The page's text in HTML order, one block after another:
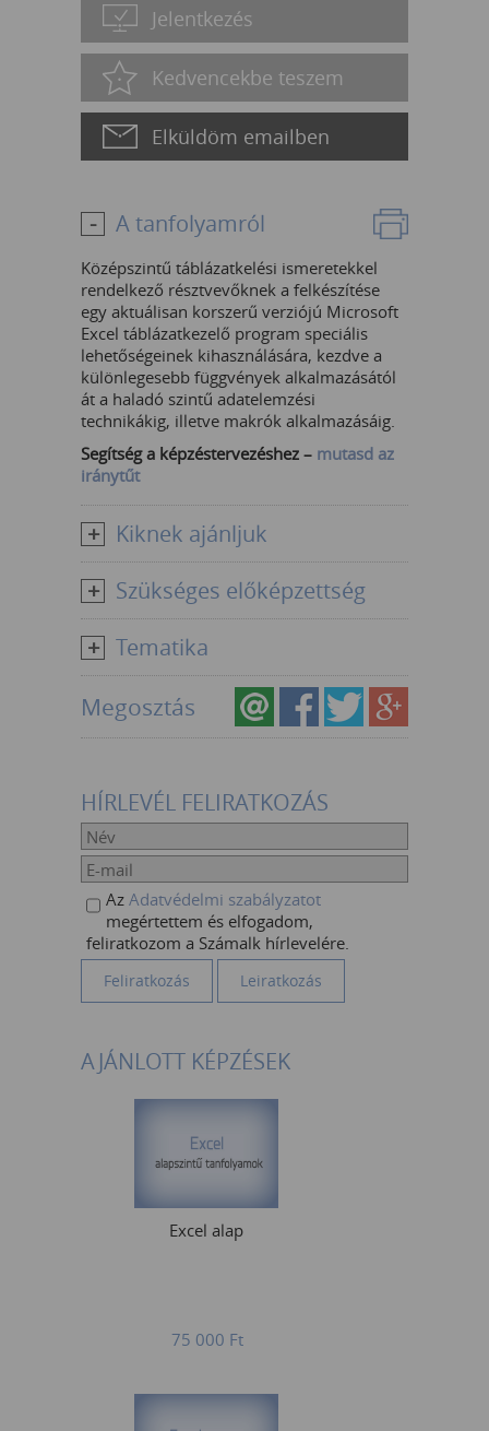
Jelentkezés
Kedvencekbe teszem
Elküldöm emailben
A tanfolyamról
Középszintű táblázatkelési ismeretekkel
rendelkező résztvevőknek a felkészítése
egy aktuálisan korszerű verziójú Microsoft
Excel táblázatkezelő program speciális
lehetőségeinek kihasználására, kezdve a
különlegesebb függvények alkalmazásától
át a haladó szintű adatelemzési
technikákig, illetve makrók alkalmazásáig.
Segítség a képzéstervezéshez – mutasd az
iránytűt
Kiknek ajánljuk
Szükséges előképzettség
Tematika
Megosztás
HÍRLEVÉL FELIRATKOZÁS
Az Adatvédelmi szabályzatot
megértettem és elfogadom,
feliratkozom a Számalk hírlevelére.
AJÁNLOTT KÉPZÉSEK
Excel alap
75 000 Ft